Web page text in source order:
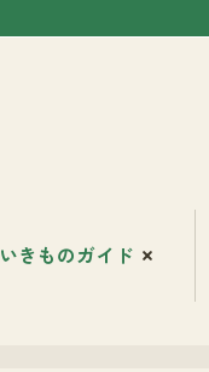
いきものガイド